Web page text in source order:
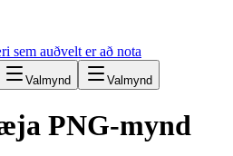
sem auðvelt er að nota
Valmynd Valmynd
PNG-mynd